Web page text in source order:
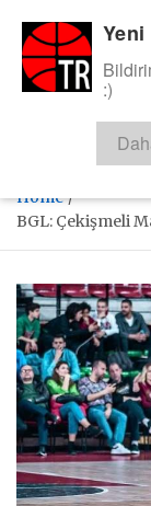
content
Sol dip çizgiden
Home
BGL: Çekişmeli
:)